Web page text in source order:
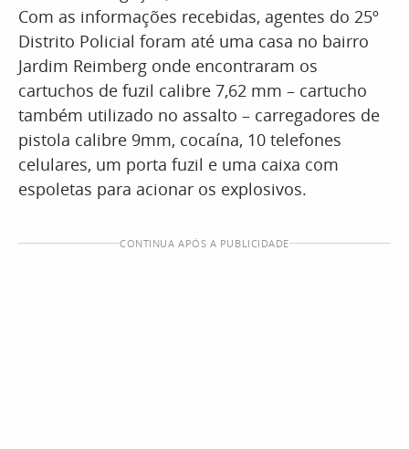
Com as informações recebidas, agentes do 25º
Distrito Policial foram até uma casa no bairro
Jardim Reimberg onde encontraram os
cartuchos de fuzil calibre 7,62 mm – cartucho
também utilizado no assalto – carregadores de
pistola calibre 9mm, cocaína, 10 telefones
celulares, um porta fuzil e uma caixa com
espoletas para acionar os explosivos.
CONTINUA APÓS A PUBLICIDADE